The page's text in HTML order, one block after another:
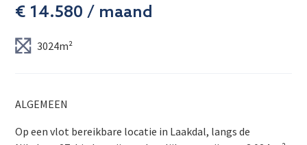
€ 14.580 / maand
3024m²
ALGEMEEN
Op een vlot bereikbare locatie in Laakdal, langs de